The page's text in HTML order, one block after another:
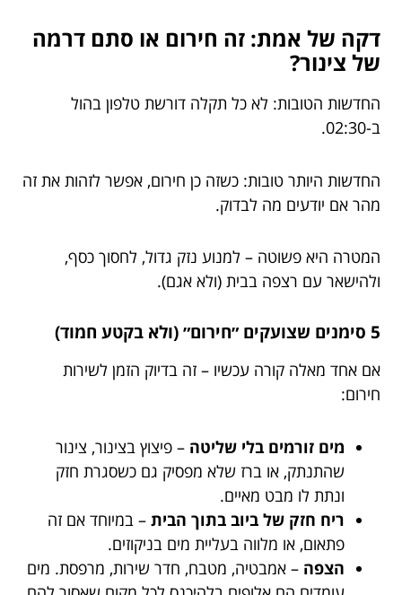
דקה של אמת: זה חירום או סתם דרמה
של צינור?
החדשות הטובות: לא כל תקלה דורשת טלפון בהול
ב-02:30.
החדשות היותר טובות: כשזה כן חירום, אפשר לזהות את זה
מהר אם יודעים מה לבדוק.
המטרה היא פשוטה – למנוע נזק גדול, לחסוך כסף,
ולהישאר עם רצפה בבית (ולא אגם).
5 סימנים שצועקים ״חירום״ (ולא בקטע חמוד)
אם אחד מאלה קורה עכשיו – זה בדיוק הזמן לשירות
חירום:
מים זורמים בלי שליטה – פיצוץ בצינור, צינור
שהתנתק, או ברז שלא מפסיק גם כשסגרת חזק
ונתת לו מבט מאיים.
ריח חזק של ביוב בתוך הבית – במיוחד אם זה
פתאום, או מלווה בעליית מים בניקוזים.
הצפה – אמבטיה, מטבח, חדר שירות, מרפסת. מים